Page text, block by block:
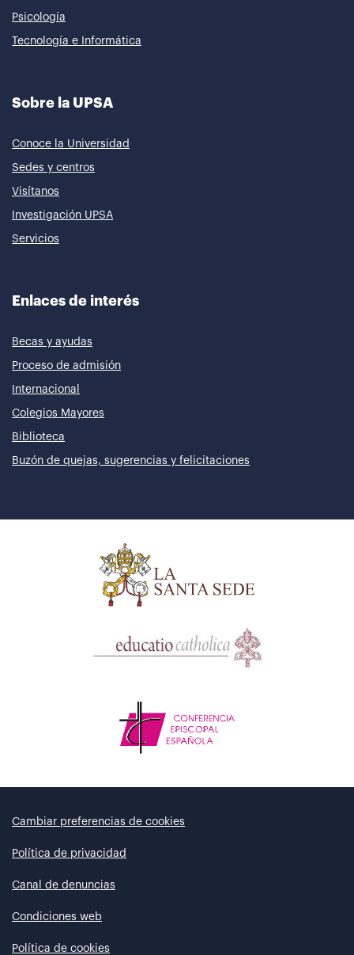
Psicología
Tecnología e Informática
Sobre la UPSA
Conoce la Universidad
Sedes y centros
Visítanos
Investigación UPSA
Servicios
Enlaces de interés
Becas y ayudas
Proceso de admisión
Internacional
Colegios Mayores
Biblioteca
Buzón de quejas, sugerencias y felicitaciones
Cambiar preferencias de cookies
Política de privacidad
Canal de denuncias
Condiciones web
Política de cookies